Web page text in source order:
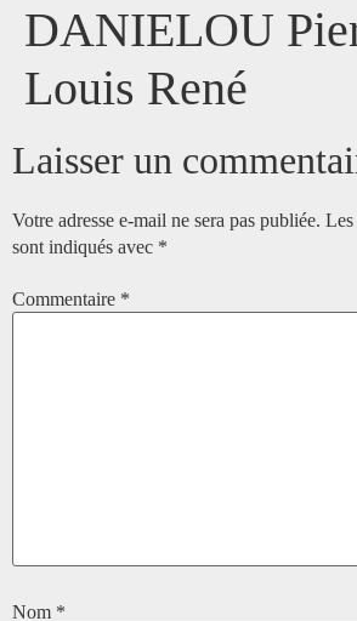
DANIELOU
Louis René
Laisser un
Votre adresse e-mail ne sera pas publiée. Les
sont indiqués avec *
Commentaire *
Nom *